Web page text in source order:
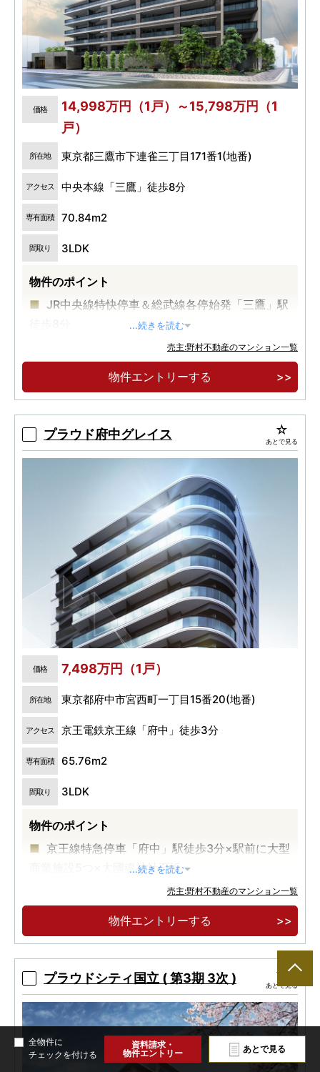
価格
14,998万円（1戸）～15,798万円（1
戸）
所在地 東京都三鷹市下連雀三丁目171番1(地番)
アクセス 中央本線「三鷹」徒歩8分
専有面積 70.84m2
間取り 3LDK
物件のポイント
JR中央線特快停車＆総武線各停始発「三鷹」駅
専有面積56㎡台～92㎡台、2LDK・3LDK 全63
邸
内廊下・ワイドスパン中心のゆとりある設計
...続きを読む
売主:野村不動産のマンション一覧
物件エントリーする
プラウド府中グレイス あとで見る
価格 7,498万円（1戸）
所在地 東京都府中市宮西町一丁目15番20(地番)
アクセス 京王電鉄京王線「府中」徒歩3分
専有面積 65.76m2
間取り 3LDK
物件のポイント
京王線特急停車「府中」駅徒歩3分×駅前に大型
商業施設5つ×大國魂神社至近
「新宿」駅直通32分。都営新宿線乗入で都心主
要駅に直通。「府中」「府中本町」駅で2駅3路線
京王線「府中」駅徒歩3分。5つの大型商業施設
と大國魂神社を有する、再開発と歴史/自然が巡る
都市。
...続きを読む
売主:野村不動産のマンション一覧
物件エントリーする
プラウドシティ国立 ( 第3期 3次 ) あとで見る
全物件に
チェックを付ける
資料請求・
物件エントリー
あとで見る